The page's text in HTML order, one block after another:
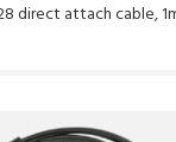
direct attach cable,